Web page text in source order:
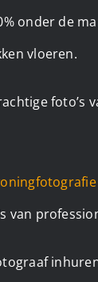
onder de
vloeren.
van